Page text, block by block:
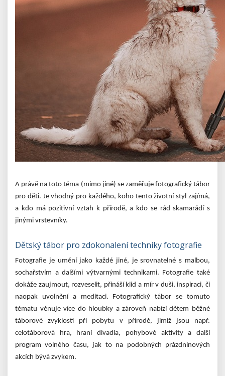
A právě na toto téma (mimo jiné) se zaměřuje fotografický tábor
pro děti. Je vhodný pro každého, koho tento životní styl zajímá,
a kdo má pozitivní vztah k přírodě, a kdo se rád skamarádí s
jinými vrstevníky.
Dětský tábor pro zdokonalení techniky fotografie
Fotografie je umění jako každé jiné, je srovnatelné s malbou,
sochařstvím a dalšími výtvarnými technikami. Fotografie také
dokáže zaujmout, rozveselit, přináší klid a mír v duši, inspiraci, či
naopak uvolnění a meditaci. Fotografický tábor se tomuto
tématu věnuje více do hloubky a zároveň nabízí dětem běžné
táborové zvyklosti při pobytu v přírodě, jimiž jsou např.
celotáborová hra, hraní divadla, pohybové aktivity a další
program volného času, jak to na podobných prázdninových
akcích bývá zvykem.